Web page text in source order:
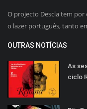
O projecto Descla tem
o lazer português, tanto
OUTRAS NOTÍCIAS
As
ciclo